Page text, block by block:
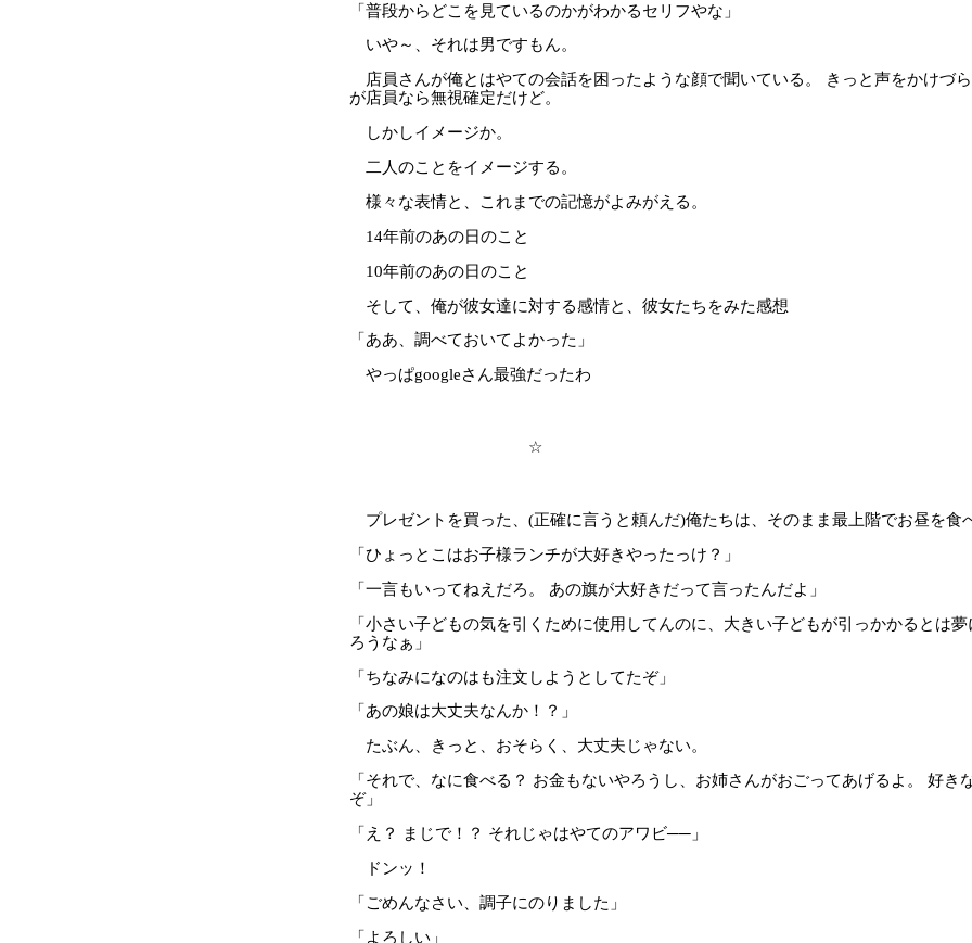
「普段からどこを見ているのかがわかるセリフやな」
いや～、それは男ですもん。
店員さんが俺とはやての会話を困ったような顔で聞いている。 きっと声をかけづ
が店員なら無視確定だけど。
しかしイメージか。
二人のことをイメージする。
様々な表情と、これまでの記憶がよみがえる。
14年前のあの日のこと
10年前のあの日のこと
そして、俺が彼女達に対する感情と、彼女たちをみた感想
「ああ、調べておいてよかった」
やっぱgoogleさん最強だったわ
☆
プレゼントを買った、(正確に言うと頼んだ)俺たちは、そのまま最上階でお昼を食
「ひょっとこはお子様ランチが大好きやったっけ？」
「一言もいってねえだろ。 あの旗が大好きだって言ったんだよ」
「小さい子どもの気を引くために使用してんのに、大きい子どもが引っかかるとは
ろうなぁ」
「ちなみになのはも注文しようとしてたぞ」
「あの娘は大丈夫なんか！？」
たぶん、きっと、おそらく、大丈夫じゃない。
「それで、なに食べる？ お金もないやろうし、お姉さんがおごってあげるよ。 好き
ぞ」
「え？ まじで！？ それじゃはやてのアワビ──」
ドンッ！
「ごめんなさい、調子にのりました」
「よろしい」